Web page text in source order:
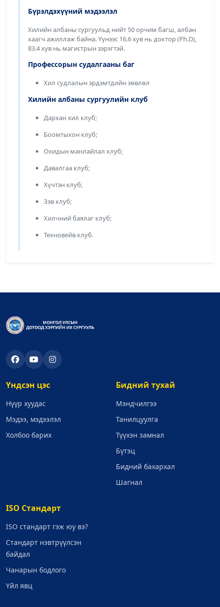
Бүрэлдэхүүний мэдээлэл
Хилийн албаны сургуульд нийт 50 орчим багш, албан
хаагч ажиллаж байна. Үүнээс 16.6 хув нь доктор (Ph.D),
83.4 хув нь магистрын зэрэгтэй.
Профессорын судалгааны баг
Хил судлалын эрдэмтдийн зөвлөл
Хилийн албаны сургуулийн клуб
Дархан хил клуб;
Боомтыхон клуб;
Охидын манлайлал клуб;
Давалгаа клуб;
Хүчтэн клуб;
Зэв клуб;
Хилчний баялаг клуб;
Техновейв клуб.
Үндсэн цэс
Нүүр хуудас
Мэдээ, мэдээлэл
Холбоо барих
Бидний тухай
Мэндчилгээ
Танилцуулга
Түүхэн замнал
Бүтэц
Бидний бахархал
Шагнал
ISO Стандарт
ISO стандарт гэж юу вэ?
Стандарт нэвтрүүлсэн
байдал
Чанарын бодлого
Үйл явц